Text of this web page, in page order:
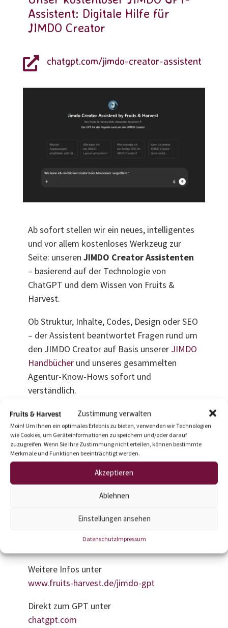
Zustimmung verwalten
Moin! Um Ihnen ein optimales Erlebnis zu bieten, verwenden wir Technologien
wie Cookies, um Geräteinformationen zu speichern und/oder darauf
zuzugreifen. Wenn Sie Ihre Zustimmung nicht erteilen, können bestimmte
Merkmale und Funktionen beeinträchtigt werden.
Akzeptieren
Ablehnen
Einstellungen ansehen
DatenschutzImpressum
Assistent: Digitale Hilfe für
JIMDO Creator
 chatgpt.com/jimdo-creator-assistent
Ab sofort stellen wir ein neues, intelligentes
und vor allem kostenloses Werkzeug zur
Seite: unseren JIMDO Creator Assistenten
– basierend auf der Technologie von
ChatGPT und dem Wissen von Fruits &
Harvest.
Ob Struktur, Inhalte, Codes, Design oder SEO
– der Assistent beantwortet Fragen rund um
den JIMDO Creator auf Basis unserer JIMDO
Handbücherund unseres gesammelten
Agentur-Know-Hows sofort und
verständlich.
Unser Ziel ist es, alle JIMDO Fans und
Anwender bei der täglichen Arbeit mit JIMDO
Creator zu entlasten und schneller zu soliden,
praxistauglichen Ergebnissen zu führen.
Statt langer Recherchen oder Rückfragen
gibt es nun nun direkte Hilfe – rund um die
nur unseren Support verbessern, sondern
Weitere Infos unter
www.fruits-harvest.de/jimdo-gpt
Direkt zum GPT unter
chatgpt.com